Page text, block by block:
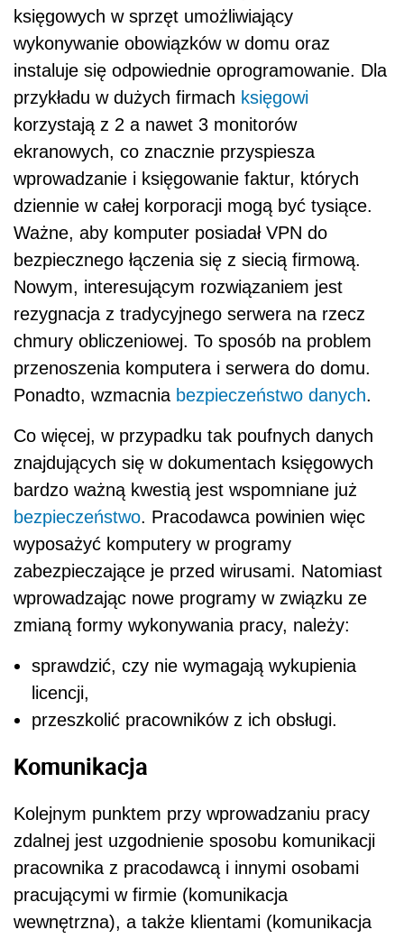
księgowych w sprzęt umożliwiający
wykonywanie obowiązków w domu oraz
instaluje się odpowiednie oprogramowanie. Dla
przykładu w dużych firmach księgowi
korzystają z 2 a nawet 3 monitorów
ekranowych, co znacznie przyspiesza
wprowadzanie i księgowanie faktur, których
dziennie w całej korporacji mogą być tysiące.
Ważne, aby komputer posiadał VPN do
bezpiecznego łączenia się z siecią firmową.
Nowym, interesującym rozwiązaniem jest
rezygnacja z tradycyjnego serwera na rzecz
chmury obliczeniowej. To sposób na problem
przenoszenia komputera i serwera do domu.
Ponadto, wzmacnia bezpieczeństwo danych.
Co więcej, w przypadku tak poufnych danych
znajdujących się w dokumentach księgowych
bardzo ważną kwestią jest wspomniane już
bezpieczeństwo. Pracodawca powinien więc
wyposażyć komputery w programy
zabezpieczające je przed wirusami. Natomiast
wprowadzając nowe programy w związku ze
zmianą formy wykonywania pracy, należy:
sprawdzić, czy nie wymagają wykupienia
licencji,
przeszkolić pracowników z ich obsługi.
Komunikacja
Kolejnym punktem przy wprowadzaniu pracy
zdalnej jest uzgodnienie sposobu komunikacji
pracownika z pracodawcą i innymi osobami
pracującymi w firmie (komunikacja
wewnętrzna), a także klientami (komunikacja